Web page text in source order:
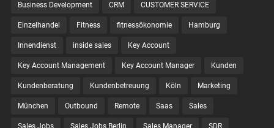
Business Development CRM CUSTOMER SERVICE
Einzelhandel Fitness fitnessökonomie Hamburg
Innendienst inside sales Key Account
Key Account Management Key Account Manager Kunden
Kundenberatung Kundenbetreuung Köln Marketing
München Outbound Remote Saas Sales
Sales Jobs Sales Jobs Berlin Sales Manager SDR